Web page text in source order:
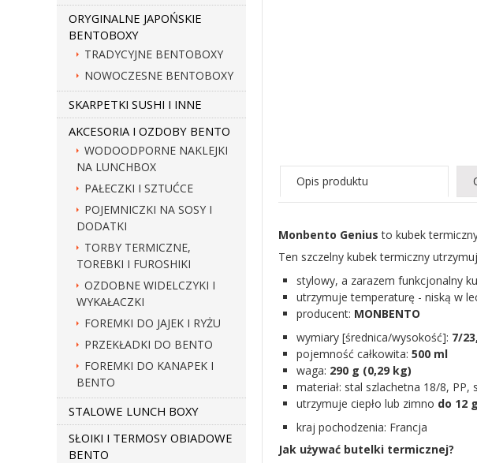
ORYGINALNE JAPOŃSKIE
BENTOBOXY
TRADYCYJNE BENTOBOXY
NOWOCZESNE BENTOBOXY
SKARPETKI SUSHI I INNE
AKCESORIA I OZDOBY BENTO
WODOODPORNE NAKLEJKI
NA LUNCHBOX
PAŁECZKI I SZTUĆCE
POJEMNICZKI NA SOSY I
DODATKI
TORBY TERMICZNE,
TOREBKI I FUROSHIKI
OZDOBNE WIDELCZYKI I
WYKAŁACZKI
FOREMKI DO JAJEK I RYŻU
PRZEKŁADKI DO BENTO
FOREMKI DO KANAPEK I
BENTO
STALOWE LUNCH BOXY
SŁOIKI I TERMOSY OBIADOWE
BENTO
Opis produktu
Monbento Genius to kubek
Ten szczelny kubek termiczny
stylowy, a zarazem funkcjonalny
utrzymuje temperaturę - niską w
producent: MONBENTO
wymiary [średnica/wysokość]: 7/
pojemność całkowita: 500 ml
waga: 290 g (0,29 kg)
materiał: stal szlachetna 18/8, PP,
utrzymuje ciepło lub zimno do 12
kraj pochodzenia: Francja
Jak używać butelki termicznej?